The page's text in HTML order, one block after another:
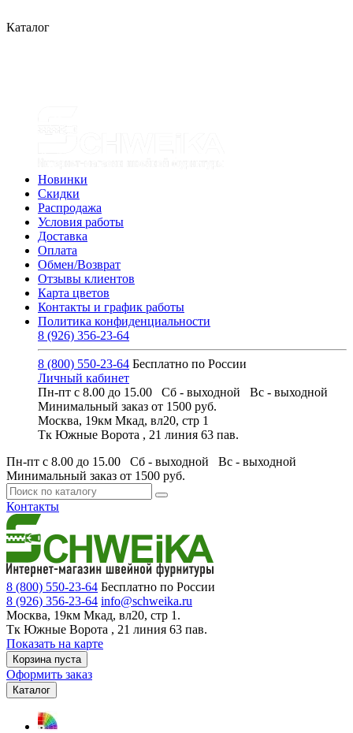
Каталог
Новинки
Скидки
Распродажа
Условия работы
Доставка
Оплата
Обмен/Возврат
Отзывы клиентов
Карта цветов
Контакты и график работы
Политика конфиденциальности
8 (926) 356-23-64
8 (800) 550-23-64 Бесплатно по России
Личный кабинет
Пн-пт с 8.00 до 15.00 Сб - выходной Вс - выходной
Минимальный заказ от 1500 руб.
Москва, 19км Мкад, вл20, стр 1
Тк Южные Ворота , 21 линия 63 пав.
Пн-пт с 8.00 до 15.00 Сб - выходной Вс - выходной
Минимальный заказ от 1500 руб.
Контакты
8 (800) 550-23-64 Бесплатно по России
8 (926) 356-23-64 info@schweika.ru
Москва, 19км Мкад, вл20, стр 1.
Тк Южные Ворота , 21 линия 63 пав.
Показать на карте
Корзина пуста
Оформить заказ
Каталог